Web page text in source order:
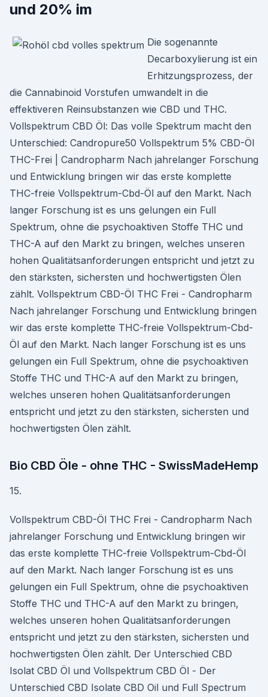
und 20% im
Die sogenannte
Decarboxylierung ist ein
Erhitzungsprozess, der
die Cannabinoid Vorstufen umwandelt in die
effektiveren Reinsubstanzen wie CBD und THC.
Vollspektrum CBD Öl: Das volle Spektrum macht den
Unterschied: Candropure50 Vollspektrum 5% CBD-Öl
THC-Frei | Candropharm Nach jahrelanger Forschung
und Entwicklung bringen wir das erste komplette
THC-freie Vollspektrum-Cbd-Öl auf den Markt. Nach
langer Forschung ist es uns gelungen ein Full
Spektrum, ohne die psychoaktiven Stoffe THC und
THC-A auf den Markt zu bringen, welches unseren
hohen Qualitätsanforderungen entspricht und jetzt zu
den stärksten, sichersten und hochwertigsten Ölen
zählt. Vollspektrum CBD-Öl THC Frei - Candropharm
Nach jahrelanger Forschung und Entwicklung bringen
wir das erste komplette THC-freie Vollspektrum-Cbd-
Öl auf den Markt. Nach langer Forschung ist es uns
gelungen ein Full Spektrum, ohne die psychoaktiven
Stoffe THC und THC-A auf den Markt zu bringen,
welches unseren hohen Qualitätsanforderungen
entspricht und jetzt zu den stärksten, sichersten und
hochwertigsten Ölen zählt.
Bio CBD Öle - ohne THC - SwissMadeHemp
15.
Vollspektrum CBD-Öl THC Frei - Candropharm Nach
jahrelanger Forschung und Entwicklung bringen wir
das erste komplette THC-freie Vollspektrum-Cbd-Öl
auf den Markt. Nach langer Forschung ist es uns
gelungen ein Full Spektrum, ohne die psychoaktiven
Stoffe THC und THC-A auf den Markt zu bringen,
welches unseren hohen Qualitätsanforderungen
entspricht und jetzt zu den stärksten, sichersten und
hochwertigsten Ölen zählt. Der Unterschied CBD
Isolat CBD Öl und Vollspektrum CBD Öl - Der
Unterschied CBD Isolate CBD Oil und Full Spectrum